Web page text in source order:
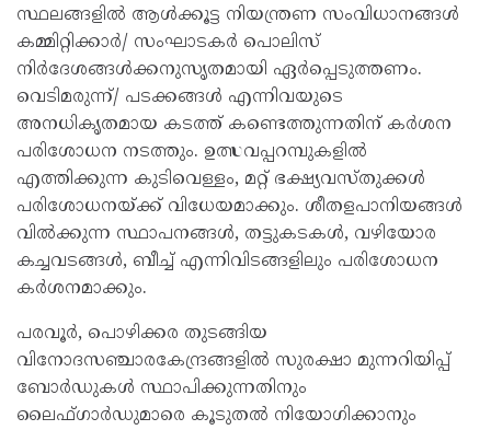
സ്ഥലങ്ങളിൽ ആൾക്കൂട്ട നിയന്ത്രണ സംവിധാനങ്ങൾ
കമ്മിറ്റിക്കാർ/ സംഘാടകർ പൊലിസ്
നിർദേശങ്ങൾക്കനുസൃതമായി ഏർപ്പെടുത്തണം.
വെടിമരുന്ന്/ പടക്കങ്ങൾ എന്നിവയുടെ
അനധികൃതമായ കടത്ത് കണ്ടെത്തുന്നതിന് കർശന
പരിശോധന നടത്തും. ഉത്സവപ്പറമ്പുകളിൽ
എത്തിക്കുന്ന കുടിവെള്ളം, മറ്റ് ഭക്ഷ്യവസ്തുക്കൾ
പരിശോധനയ്ക്ക് വിധേയമാക്കും. ശീതളപാനിയങ്ങൾ
വിൽക്കുന്ന സ്ഥാപനങ്ങൾ, തട്ടുകടകൾ, വഴിയോര
കച്ചവടങ്ങൾ, ബീച്ച് എന്നിവിടങ്ങളിലും പരിശോധന
കർശനമാക്കും.
പരവൂർ, പൊഴിക്കര തുടങ്ങിയ
വിനോദസഞ്ചാരകേന്ദ്രങ്ങളിൽ സുരക്ഷാ മുന്നറിയിപ്പ്
ബോർഡുകൾ സ്ഥാപിക്കുന്നതിനും
ലൈഫ്ഗാർഡുമാരെ കൂടുതൽ നിയോഗിക്കാനും